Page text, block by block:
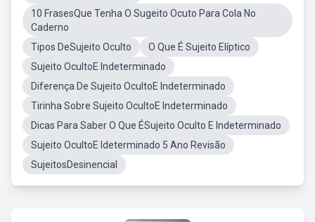
10 FrasesQue Tenha O Sugeito Ocuto Para Cola No
Caderno
Tipos DeSujeito Oculto
O Que É Sujeito Elíptico
Sujeito OcultoE Indeterminado
Diferença De Sujeito OcultoE Indeterminado
Tirinha Sobre Sujeito OcultoE Indeterminado
Dicas Para Saber O Que ÉSujeito Oculto E Indeterminado
Sujeito OcultoE Ideterminado 5 Ano Revisão
SujeitosDesinencial